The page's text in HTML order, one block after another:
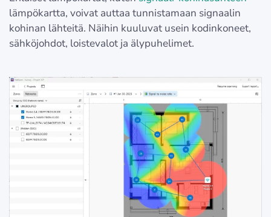
lämpökartta, voivat auttaa tunnistamaan signaalin
kohinan lähteitä. Näihin kuuluvat usein kodinkoneet,
sähköjohdot, loistevalot ja älypuhelimet.